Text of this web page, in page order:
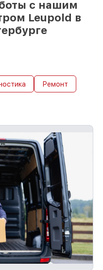
с нашим
Leupold в
Ремонт